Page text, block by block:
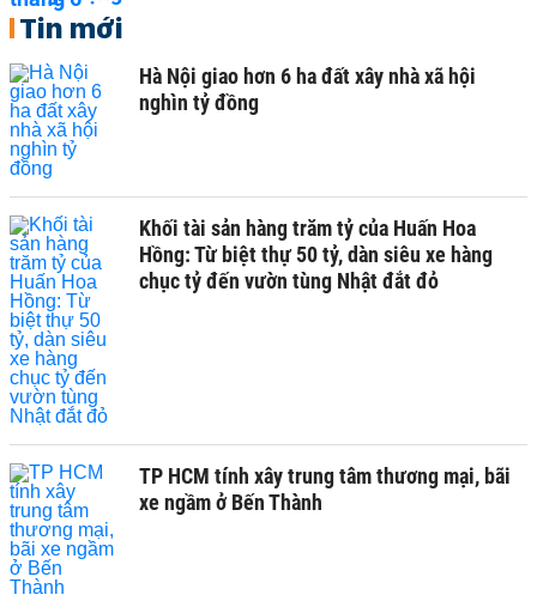
Tin mới
Hà Nội giao hơn 6 ha đất xây nhà xã hội
nghìn tỷ đồng
Khối tài sản hàng trăm tỷ của Huấn Hoa
Hồng: Từ biệt thự 50 tỷ, dàn siêu xe hàng
chục tỷ đến vườn tùng Nhật đắt đỏ
TP HCM tính xây trung tâm thương mại, bãi
xe ngầm ở Bến Thành